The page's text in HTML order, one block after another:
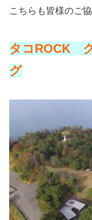
こちらも皆様のご
タコROCK
グ